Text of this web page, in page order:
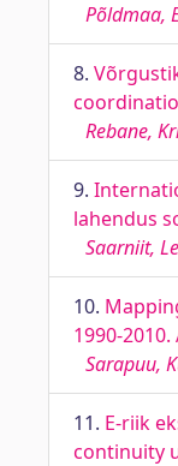
Põldmaa,
8.
Rebane,
9.
lahendus
Saarniit,
10.
1990-
Sarapuu,
11. E-riik
continuity